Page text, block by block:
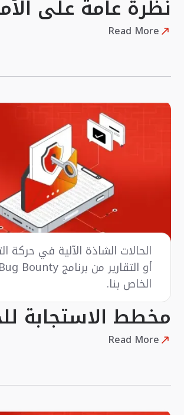
نظرة عامة على
Read More
الحالات الشاذة الآلية في حركة
أو التقارير من برنامج Bug Bounty
الخاص بنا.
مخطط الاستجابة
Read More